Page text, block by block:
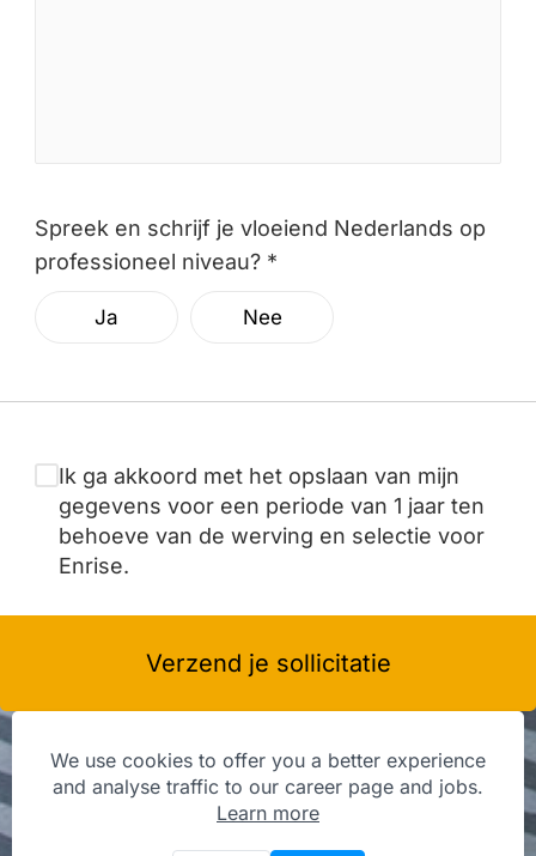
Spreek en schrijf je vloeiend Nederlands op
professioneel niveau? *
Ja Nee
Ik ga akkoord met het opslaan van mijn
gegevens voor een periode van 1 jaar ten
behoeve van de werving en selectie voor
Enrise.
Verzend je sollicitatie
We use cookies to offer you a better experience
and analyse traffic to our career page and jobs.
Learn more